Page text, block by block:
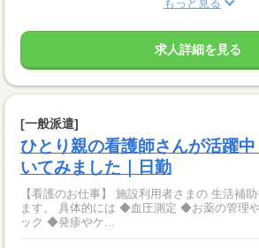
もっと見る
求人詳細を見る
[一般派遣]
ひとり親の看護師さんが活躍
いてみました｜日勤
【看護のお仕事】 施設利用者さまの 生活補
ます。 具体的には ◆血圧測定 ◆お薬の管理や準備 ◆バイタルチェ
ック ◆発疹やケ...